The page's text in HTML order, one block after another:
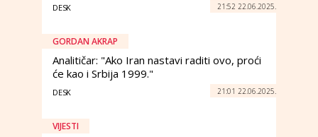
DESK 21:52 22.06.2025.
GORDAN AKRAP
Analitičar: "Ako Iran nastavi raditi ovo, proći
će kao i Srbija 1999."
DESK 21:01 22.06.2025.
VIJESTI